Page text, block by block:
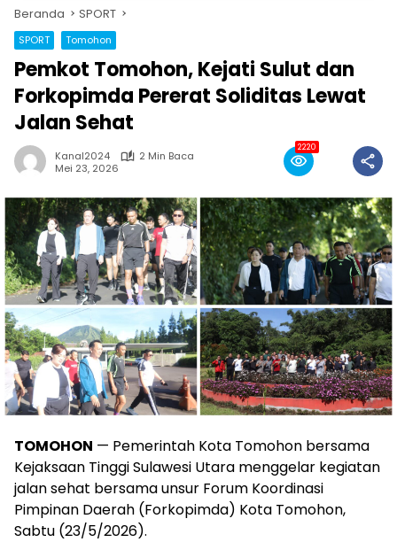
Beranda SPORT
SPORT Tomohon
Pemkot Tomohon, Kejati Sulut dan
Forkopimda Pererat Soliditas Lewat
Jalan Sehat
Kanal2024
2 Min Baca
Mei 23, 2026
2220
TOMOHON — Pemerintah Kota Tomohon bersama
Kejaksaan Tinggi Sulawesi Utara menggelar kegiatan
jalan sehat bersama unsur Forum Koordinasi
Pimpinan Daerah (Forkopimda) Kota Tomohon,
Sabtu (23/5/2026).